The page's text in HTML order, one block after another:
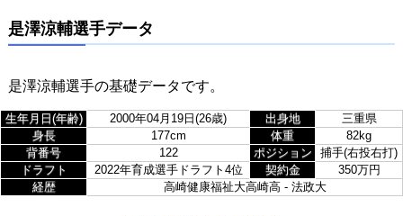
是澤涼輔選手データ
是澤涼輔選手の基礎データです。
生年月日(年齢) 2000年04月19日(26歳) 出身地
三重県
身長
177cm 体重
82kg
背番号
122 ポジション
捕手(右投右打)
ドラフト
2022年育成選手ドラフト4位 契約金
350万円
経歴
高崎健康福祉大高崎高 - 法政大